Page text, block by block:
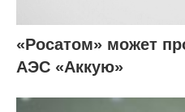
«Росатом» может
АЭС «Аккую»